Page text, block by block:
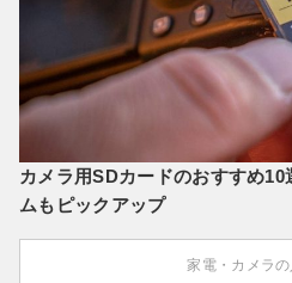
カメラ用SDカードのおすすめ
ムもピックアップ
家電・カメラ